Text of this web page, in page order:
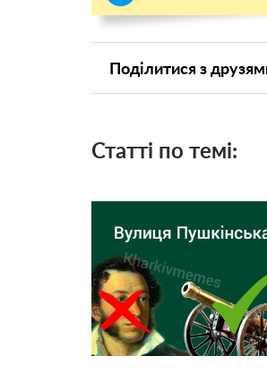
Поділитися з
Статті по темі: